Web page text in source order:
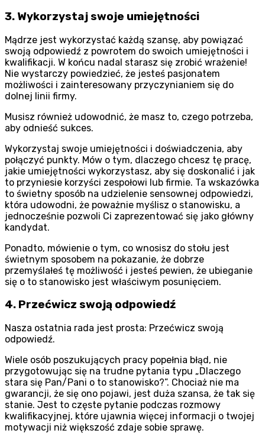
3. Wykorzystaj swoje umiejętności
Mądrze jest wykorzystać każdą szansę, aby powiązać
swoją odpowiedź z powrotem do swoich umiejętności i
kwalifikacji. W końcu nadal starasz się zrobić wrażenie!
Nie wystarczy powiedzieć, że jesteś pasjonatem
możliwości i zainteresowany przyczynianiem się do
dolnej linii firmy.
Musisz również udowodnić, że masz to, czego potrzeba,
aby odnieść sukces.
Wykorzystaj swoje umiejętności i doświadczenia, aby
połączyć punkty. Mów o tym, dlaczego chcesz tę pracę,
jakie umiejętności wykorzystasz, aby się doskonalić i jak
to przyniesie korzyści zespołowi lub firmie. Ta wskazówka
to świetny sposób na udzielenie sensownej odpowiedzi,
która udowodni, że poważnie myślisz o stanowisku, a
jednocześnie pozwoli Ci zaprezentować się jako główny
kandydat.
Ponadto, mówienie o tym, co wnosisz do stołu jest
świetnym sposobem na pokazanie, że dobrze
przemyślałeś tę możliwość i jesteś pewien, że ubieganie
się o to stanowisko jest właściwym posunięciem.
4. Przećwicz swoją odpowiedź
Nasza ostatnia rada jest prosta: Przećwicz swoją
odpowiedź.
Wiele osób poszukujących pracy popełnia błąd, nie
przygotowując się na trudne pytania typu „Dlaczego
stara się Pan/Pani o to stanowisko?”. Chociaż nie ma
gwarancji, że się ono pojawi, jest duża szansa, że tak się
stanie. Jest to częste pytanie podczas rozmowy
kwalifikacyjnej, które ujawnia więcej informacji o twojej
motywacji niż większość zdaje sobie sprawę.